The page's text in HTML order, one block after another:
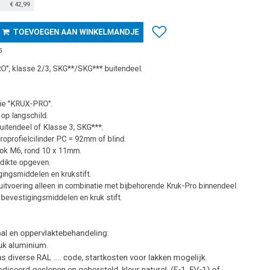
€ 42,99
TOEVOEGEN AAN WINKELMANDJE
klasse 2/3, SKG**/SKG*** buitendeel.
"KRUX-PRO".
langschild.
of Klasse 3, SKG***.
PC = 92mm of blind.
M6, rond 10 x 11mm.
opgeven.
en krukstift.
alleen in combinatie met bijbehorende Kruk-Pro binnendeel
en kruk stift.
en oppervlaktebehandeling:
aluminium.
diverse RAL .... code, startkosten voor lakken mogelijk.